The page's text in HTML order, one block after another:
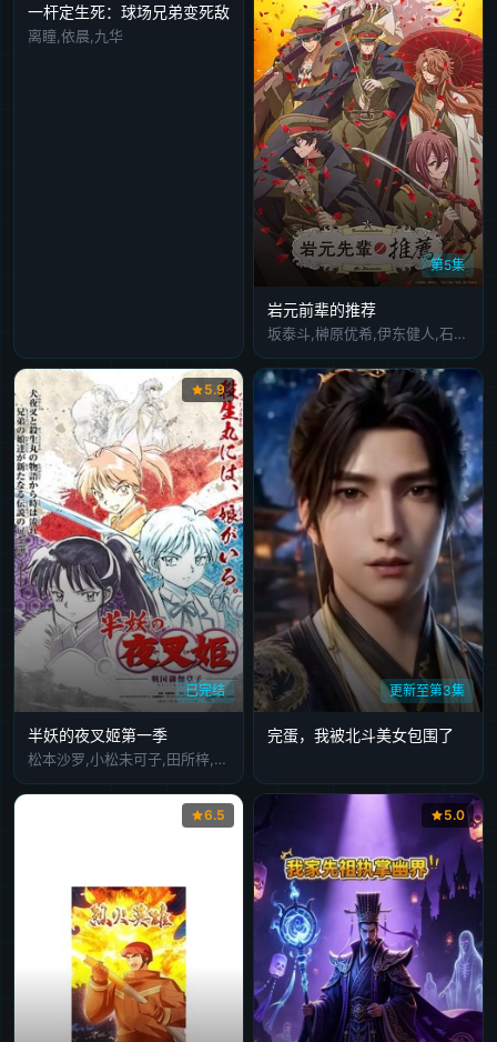
一杆定生死：球场兄弟变死敌
离瞳,依晨,九华
第5集
岩元前辈的推荐
坂泰斗,榊原优希,伊东健人,石田彰,福西胜也,永冢拓马,佐藤元,德留慎乃佑
已完结
5.9
半妖的夜叉姬第一季
松本沙罗,小松未可子,田所梓,木村良平,浦尾岳大,菲鲁兹·蓝
更新至第3集
完蛋，我被北斗美女包围了
6.5 5.0